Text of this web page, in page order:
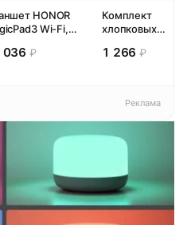
HONOR
Wi-Fi,
8,
036 ₽
Комплект
хлопковых
полотенец 4 шт,
1 266₽
Реклама